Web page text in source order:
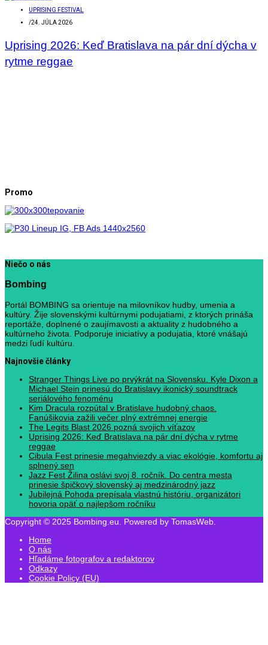
UPRISING FESTIVAL
/24. JÚLA 2026
Uprising 2026: Keď Bratislava na pár dní dýcha v
rytme reggae
Promo
Niečo o nás
Bombing
Portál BOMBING sa orientuje na milovníkov hudby, umenia a
kultúry. Žije slovenskými kultúrnymi podujatiami, z ktorých prináša
reportáže, doplnené o zaujímavosti a aktuality z hudobného a
kultúrneho života. Podporuje iniciatívy a podujatia, ktoré vnášajú
medzi ľudí kultúru.
Najnovšie články
Stranger Things Live po prvýkrát na Slovensku. Kyle Dixon a
Michael Stein prinesú do Bratislavy ikonický soundtrack
seriálového fenoménu
Kim Dracula rozpútal v Bratislave hudobný chaos.
Fanúšikovia zažili večer plný extrémnej energie
The Legits Blast 2026 pozná svojich víťazov
Uprising 2026: Keď Bratislava na pár dní dýcha v rytme
reggae
Cibula Fest prinesie megahviezdy a viac ekológie, komfortu aj
splnený sen
Jazz Fest Žilina oslávi svoj 8. ročník. Do centra mesta
prinesie špičkový slovenský aj medzinárodný jazz
Jubilejná Pohoda prepísala vlastnú históriu, organizátori
hovoria opäť o najlepšom ročníku
Copyright © 2025 Bombing.eu. Powered by TomasWeb.
Home
O nás
Hľadáme fotografov a redaktorov
Odkazy
Cookie Policy (EU)